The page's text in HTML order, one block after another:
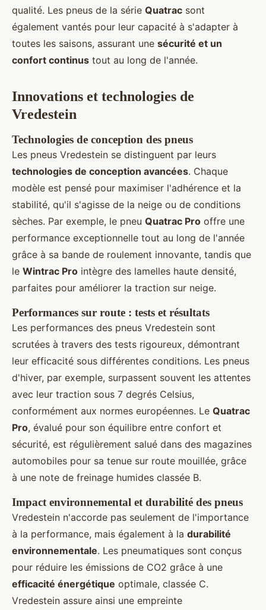
qualité. Les pneus de la série Quatrac sont
également vantés pour leur capacité à s'adapter à
toutes les saisons, assurant une sécurité et un
confort continus tout au long de l'année.
Innovations et technologies de
Vredestein
Technologies de conception des pneus
Les pneus Vredestein se distinguent par leurs
technologies de conception avancées. Chaque
modèle est pensé pour maximiser l'adhérence et la
stabilité, qu'il s'agisse de la neige ou de conditions
sèches. Par exemple, le pneu Quatrac Pro offre une
performance exceptionnelle tout au long de l'année
grâce à sa bande de roulement innovante, tandis que
le Wintrac Pro intègre des lamelles haute densité,
parfaites pour améliorer la traction sur neige.
Performances sur route : tests et résultats
Les performances des pneus Vredestein sont
scrutées à travers des tests rigoureux, démontrant
leur efficacité sous différentes conditions. Les pneus
d'hiver, par exemple, surpassent souvent les attentes
avec leur traction sous 7 degrés Celsius,
conformément aux normes européennes. Le Quatrac
Pro, évalué pour son équilibre entre confort et
sécurité, est régulièrement salué dans des magazines
automobiles pour sa tenue sur route mouillée, grâce
à une note de freinage humides classée B.
Impact environnemental et durabilité des pneus
Vredestein n'accorde pas seulement de l'importance
à la performance, mais également à la durabilité
environnementale. Les pneumatiques sont conçus
pour réduire les émissions de CO2 grâce à une
efficacité énergétique optimale, classée C.
Vredestein assure ainsi une empreinte